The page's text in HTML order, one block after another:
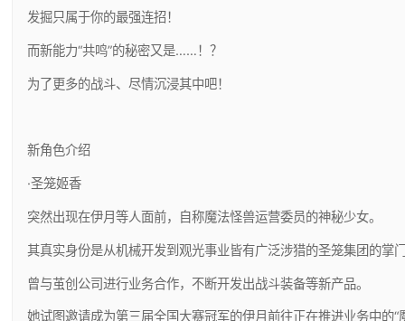
发掘只属于你的最强连招！
而新能力“共鸣”的秘密又是……！？
为了更多的战斗、尽情沉浸其中吧！
新角色介绍
·圣笼姬香
突然出现在伊月等人面前，自称魔法怪兽运营委员的神秘少女。
其真实身份是从机械开发到观光事业皆有广泛涉猎的圣笼集团的掌
曾与茧创公司进行业务合作，不断开发出战斗装备等新产品。
她试图邀请成为第三届全国大赛冠军的伊月前往正在推进业务中的